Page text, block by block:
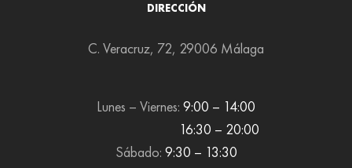
DIRECCIÓN
C. Veracruz, 72, 29006 Málaga
Lunes – Viernes: 9:00 – 14:00
16:30 – 20:00
Sábado: 9:30 – 13:30